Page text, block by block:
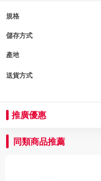
規格
儲存方式
產地
送貨方式
推廣優惠
同類商品推薦